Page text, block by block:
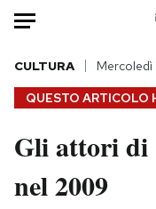
HOME
Italia
Politica
QUESTO ARTICOLO
CULTURA Mercoledì
Gli attori di
nel 2009